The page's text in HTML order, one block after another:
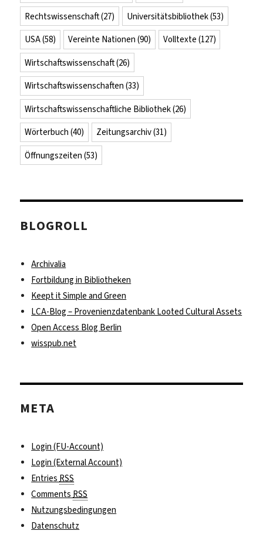
Rechtswissenschaft(27) Universitätsbibliothek(53)
USA(58) Vereinte Nationen (90) Volltexte (127)
Wirtschaftswissenschaft(26)
Wirtschaftswissenschaften (33)
Wirtschaftswissenschaftliche Bibliothek(26)
Wörterbuch (40) Zeitungsarchiv(31)
Öffnungszeiten (53)
BLOGROLL
Archivalia
Fortbildung in Bibliotheken
Keept it Simple and Green
LCA-Blog – Provenienzdatenbank Looted Cultural Assets
Open Access Blog Berlin
wisspub.net
META
Login (FU-Account)
Login (External Account)
EntriesRSS
CommentsRSS
Nutzungsbedingungen
Datenschutz